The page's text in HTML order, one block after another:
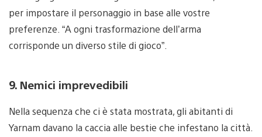
per impostare il personaggio in base alle vostre
preferenze. “A ogni trasformazione dell’arma
corrisponde un diverso stile di gioco”.
9. Nemici imprevedibili
Nella sequenza che ci è stata mostrata, gli abitanti di
Yarnam davano la caccia alle bestie che infestano la città.